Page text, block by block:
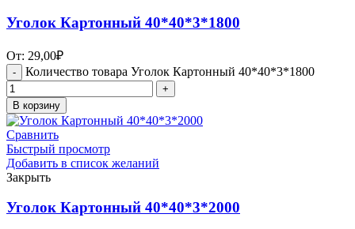
Уголок Картонный 40*40*3*1800
От: 29,00₽
Количество товара Уголок Картонный 40*40*3*1800
В корзину
Сравнить
Быстрый просмотр
Добавить в список желаний
Закрыть
Уголок Картонный 40*40*3*2000